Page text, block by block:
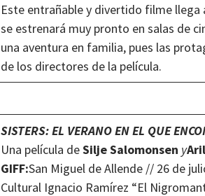
Este entrañable y divertido filme llega
se estrenará muy pronto en salas de
una aventura en familia, pues las
de los directores de la película.
SISTERS: EL VERANO EN EL QUE
Una película deSilje Salomonsen y
GIFF:San Miguel de Allende // 26 de
Cultural Ignacio Ramírez “El